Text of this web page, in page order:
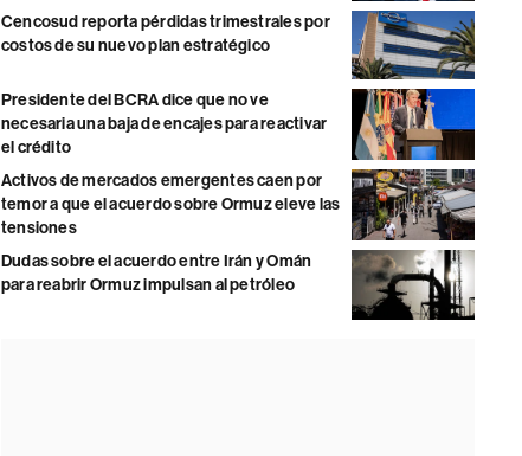
Cencosud reporta pérdidas trimestrales por
costos de su nuevo plan estratégico
Presidente del BCRA dice que no ve
necesaria una baja de encajes para reactivar
el crédito
Activos de mercados emergentes caen por
temor a que el acuerdo sobre Ormuz eleve las
tensiones
Dudas sobre el acuerdo entre Irán y Omán
para reabrir Ormuz impulsan al petróleo